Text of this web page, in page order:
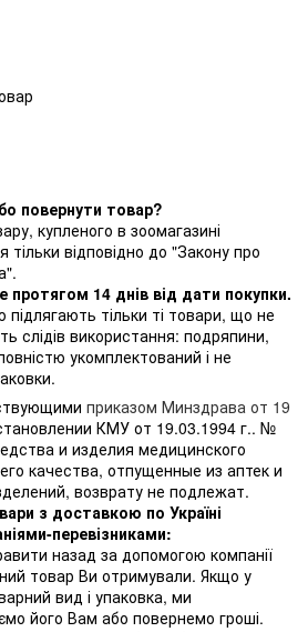
повернути товар?
купленого в зоомагазині
тільки відповідно до "Закону про
14 днів від дати покупки.
тільки ті товари, що не
слідів використання: подряпини,
укомплектований і не
приказом Минздрава от 19
КМУ от 19.03.1994 г.. №
и изделия медицинского
качества, отпущенные из аптек и
возврату не подлежат.
з доставкою по Україні
перевізниками:
назад за допомогою компанії
товар Ви отримували. Якщо у
вид і упаковка, ми
його Вам або повернемо гроші.